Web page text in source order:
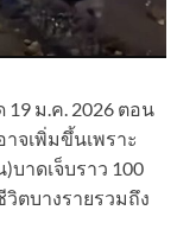
ม.ค. 2026 ตอน
าจเพิ่มขึ้นเพราะ
บาดเจ็บราว 100
ตบางรายรวมถึง